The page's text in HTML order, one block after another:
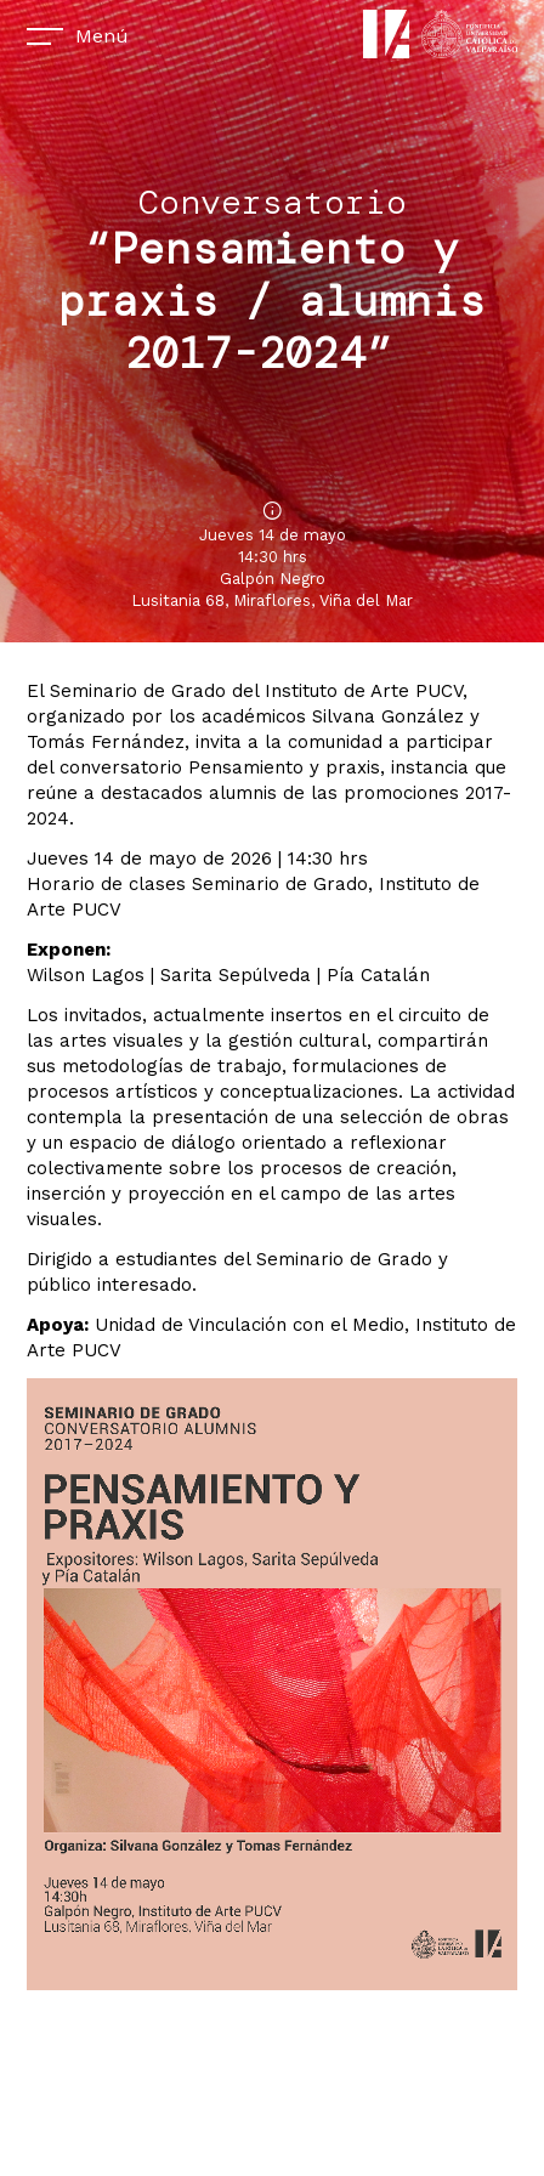
Menú
Conversatorio
“Pensamiento y
praxis / alumnis
2017-2024”
Jueves 14 de mayo
14:30 hrs
Galpón Negro
Lusitania 68, Miraflores, Viña del Mar
El Seminario de Grado del Instituto de Arte PUCV,
organizado por los académicos Silvana González y
Tomás Fernández, invita a la comunidad a participar
del conversatorio Pensamiento y praxis, instancia que
reúne a destacados alumnis de las promociones 2017-
2024.
Jueves 14 de mayo de 2026 | 14:30 hrs
Horario de clases Seminario de Grado, Instituto de
Arte PUCV
Exponen:
Wilson Lagos | Sarita Sepúlveda | Pía Catalán
Los invitados, actualmente insertos en el circuito de
las artes visuales y la gestión cultural, compartirán
sus metodologías de trabajo, formulaciones de
procesos artísticos y conceptualizaciones. La actividad
contempla la presentación de una selección de obras
y un espacio de diálogo orientado a reflexionar
colectivamente sobre los procesos de creación,
inserción y proyección en el campo de las artes
visuales.
Dirigido a estudiantes del Seminario de Grado y
público interesado.
Apoya: Unidad de Vinculación con el Medio, Instituto de
Arte PUCV